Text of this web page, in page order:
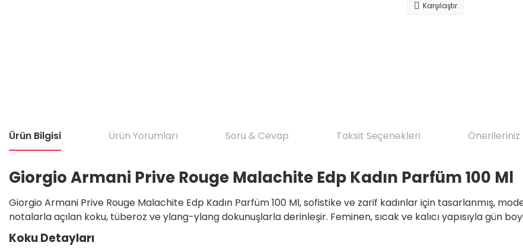
Karşılaştır
Ürün Bilgisi Ürün Yorumları Soru & Cevap Taksit Seçenekleri Önerileriniz
Giorgio Armani Prive Rouge Malachite Edp Kadın Parfüm 100 Ml
Giorgio Armani Prive Rouge Malachite Edp Kadın Parfüm 100 Ml, sofistike ve zarif kadınlar için tasarlanmış,
notalarla açılan koku, tüberoz ve ylang-ylang dokunuşlarla derinleşir. Feminen, sıcak ve kalıcı yapısıyla gün
Koku Detayları